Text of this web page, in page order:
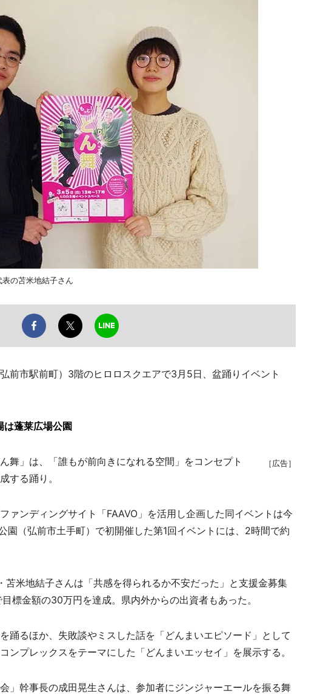
表の苫米地結子さん
前市駅前町）3階のヒロロスクエアで3月5日、盆踊りイベント
蓬莱広場公園
［広告］
舞」は、「誰もが前向きになれる空間」をコンセプト
する踊り。
ァンディングサイト「FAAVO」を活用し企画した同イベントは今
園（弘前市土手町）で初開催した第1回イベントには、2時間で約
米地結子さんは「共感を得られるか不安だった」と支援金募集
標金額の30万円を達成。県内外からの出資者もあった。
踊るほか、失敗談やミスした話を「どんまいエピソード」として
ンプレックスをテーマにした「どんまいエッセイ」を展示する。
」幹事長の成田晃生さんは、参加者にジンジャーエールを振る舞